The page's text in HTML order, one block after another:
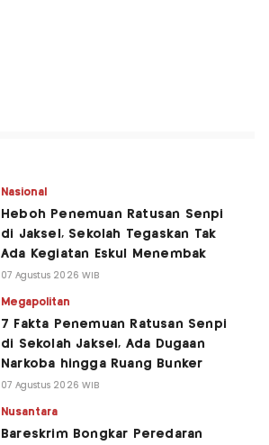
Nasional
Heboh Penemuan Ratusan Senpi
di Jaksel, Sekolah Tegaskan Tak
Ada Kegiatan Eskul Menembak
07 Agustus 2026 WIB
Megapolitan
7 Fakta Penemuan Ratusan Senpi
di Sekolah Jaksel, Ada Dugaan
Narkoba hingga Ruang Bunker
07 Agustus 2026 WIB
Nusantara
Bareskrim Bongkar Peredaran